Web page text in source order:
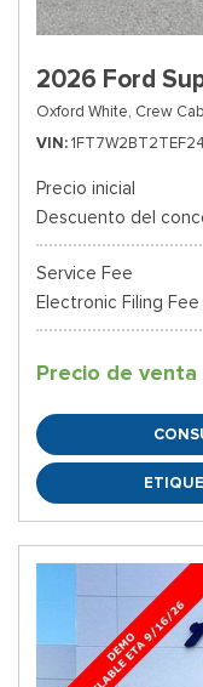
2026 Ford
Oxford White, Crew
VIN
Precio inicial
Descuento del
Service Fee
Electronic Filing Fee
Precio de venta